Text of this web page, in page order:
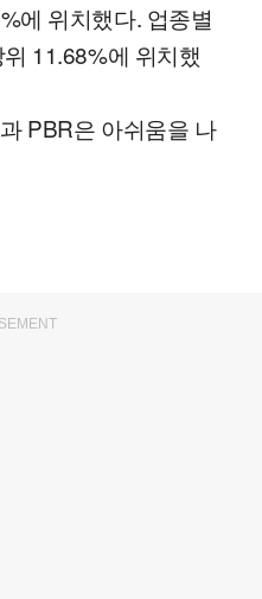
에 위치했다. 업종별
11.68%에 위치했
PBR은 아쉬움을 나